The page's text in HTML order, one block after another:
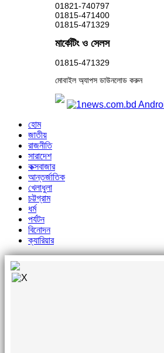
01821-740797
01815-471400
01815-471329
মার্কেটিং ও সেলস
01815-471329
মোবাইল অ্যাপস ডাউনলোড করুন
হোম
জাতীয়
রাজনীতি
সারাদেশ
কক্সবাজার
আন্তর্জাতিক
খেলাধুলা
চট্টগ্রাম
ধর্ম
পর্যটন
বিনোদন
ক্যারিয়ার